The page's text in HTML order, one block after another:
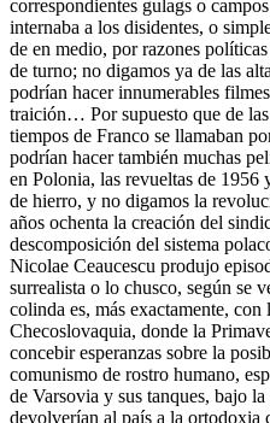
correspondientes gulags o
internaba a los disidentes, o
de en medio, por razones
de turno; no digamos ya de las
podrían hacer innumerables
traición… Por supuesto que de
tiempos de Franco se llamaban
podrían hacer también muchas
en Polonia, las revueltas de
de hierro, y no digamos la
años ochenta la creación del
descomposición del sistema
Nicolae Ceaucescu produjo
surrealista o lo chusco, según se
colinda es, más exactamente,
Checoslovaquia, donde la
concebir esperanzas sobre la
comunismo de rostro humano,
de Varsovia y sus tanques, bajo
devolverían al país a la ortodoxia